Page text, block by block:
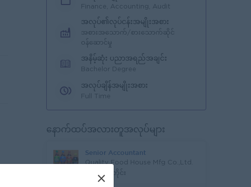
Finance, Accounting, Audit
အလုပ်၏လုပ်ငန်းအမျိုးအစား
အစားအသောက်/စားသောက်ဆိုင်
ဝန်ဆောင်မှု
အနိမ့်ဆုံး ပညာအရည်အချင်း
Bachelor Degree
အလုပ်ချိန်အမျိုးအစား
Full Time
နောက်ထပ်အလားတူအလုပ်များ
Senior Accountant
Quality Food House Mfg Co.,Ltd.
ရန်ကုန်တိုင်း
×